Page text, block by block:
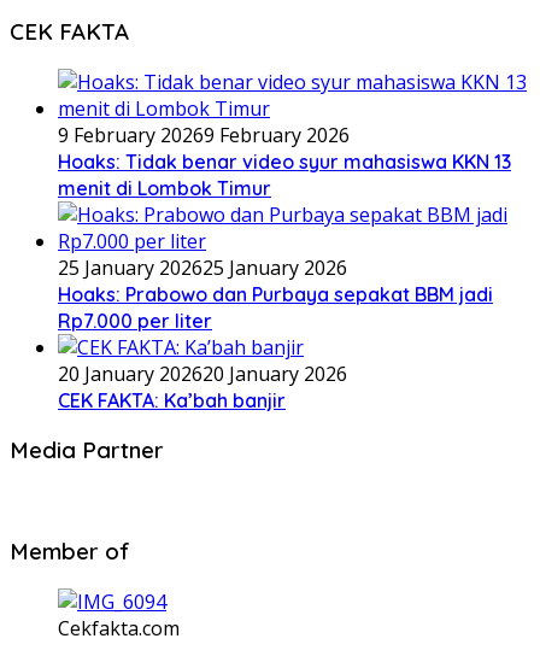
CEK FAKTA
9 February 20269 February 2026
Hoaks: Tidak benar video syur mahasiswa KKN 13
menit di Lombok Timur
25 January 202625 January 2026
Hoaks: Prabowo dan Purbaya sepakat BBM jadi
Rp7.000 per liter
20 January 202620 January 2026
CEK FAKTA: Ka’bah banjir
Media Partner
Member of
Cekfakta.com